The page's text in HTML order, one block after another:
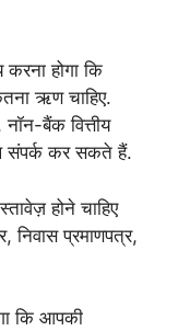
होगा कि
ऋण चाहिए.
बैंक वित्तीय
संपर्क कर सकते हैं.
होने चाहिए
निवास प्रमाणपत्र,
कि आपकी